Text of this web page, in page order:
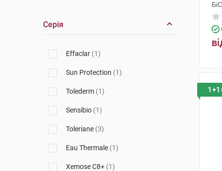
Серія
Effaclar (1)
Sun Protection (1)
Tolederm (1)
Sensibio (1)
Toleriane (3)
Eau Thermale (1)
Xemose C8+ (1)